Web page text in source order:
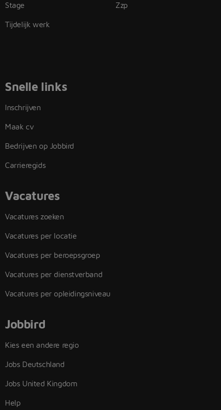
Stage
Tijdelijk werk
Zzp
Snelle links
Inschrijven
Maak cv
Bedrijven op Jobbird
Carrieregids
Vacatures
Vacatures zoeken
Vacatures per locatie
Vacatures per beroepsgroep
Vacatures per dienstverband
Vacatures per opleidingsniveau
Jobbird
Kies een andere regio
Jobs Deutschland
Jobs United Kingdom
Help